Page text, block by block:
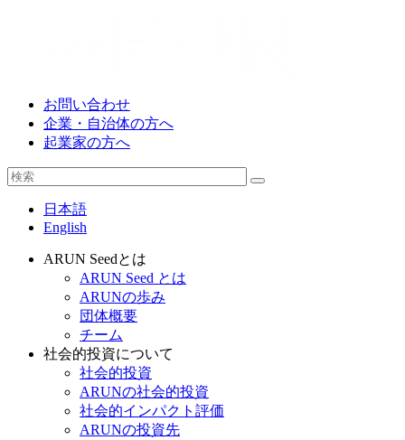
お問い合わせ
企業・自治体の方へ
起業家の方へ
日本語
English
ARUN Seedとは
ARUN Seed とは
ARUNの歩み
団体概要
チーム
社会的投資について
社会的投資
ARUNの社会的投資
社会的インパクト評価
ARUNの投資先